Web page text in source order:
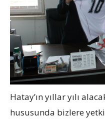
Hatay’ın yıllar yılı
hususunda bizlere